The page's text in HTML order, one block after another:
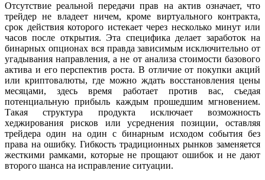
Отсутствие реальной передачи прав на актив означает, что
трейдер не владеет ничем, кроме виртуального контракта,
срок действия которого истекает через несколько минут или
часов после открытия. Эта специфика делает заработок на
бинарных опционах вся правда зависимым исключительно от
угадывания направления, а не от анализа стоимости базового
актива и его перспектив роста. В отличие от покупки акций
или криптовалюты, где можно ждать восстановления цены
месяцами, здесь время работает против вас, съедая
потенциальную прибыль каждым прошедшим мгновением.
Такая структура продукта исключает возможность
хеджирования рисков или усреднения позиции, оставляя
трейдера один на один с бинарным исходом события без
права на ошибку. Гибкость традиционных рынков заменяется
жесткими рамками, которые не прощают ошибок и не дают
второго шанса на исправление ситуации.